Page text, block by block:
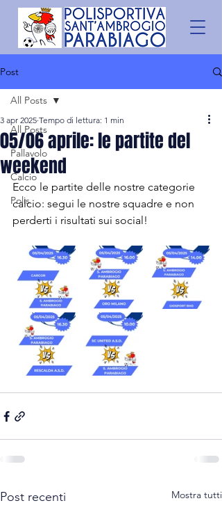
Post
All Posts
Pallavolo
Calcio
Polis
All Posts
05/06 aprile: le partite del
weekend
3 apr 2025 Tempo di lettura: 1 min
Ecco le partite delle nostre categorie
calcio: segui le nostre squadre e non
perderti i risultati sui social!
Post recenti Mostra tutti